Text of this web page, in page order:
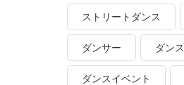
ストリートダンス
ダンサー ダンス
ダンスイベント